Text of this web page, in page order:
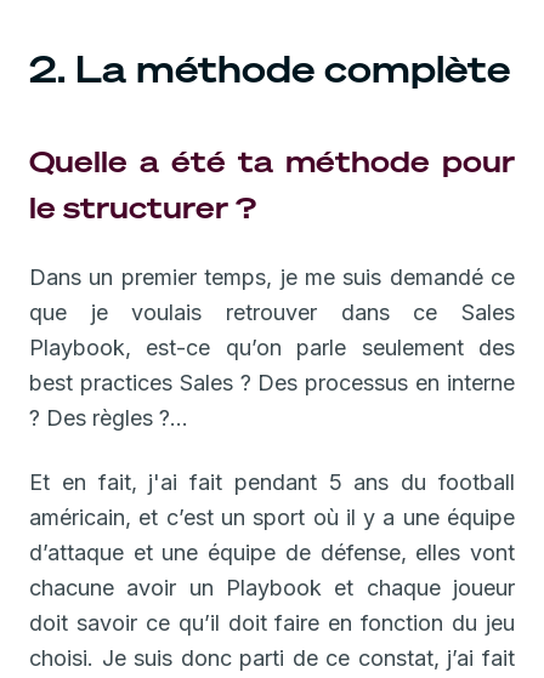
2. La méthode complète
Quelle a été ta méthode pour
le structurer ?
Dans un premier temps, je me suis demandé ce
que je voulais retrouver dans ce Sales
Playbook, est-ce qu’on parle seulement des
best practices Sales ? Des processus en interne
? Des règles ?...
Et en fait, j'ai fait pendant 5 ans du football
américain, et c’est un sport où il y a une équipe
d’attaque et une équipe de défense, elles vont
chacune avoir un Playbook et chaque joueur
doit savoir ce qu’il doit faire en fonction du jeu
choisi. Je suis donc parti de ce constat, j’ai fait